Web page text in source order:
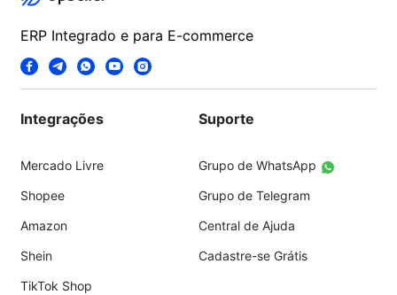
ERP Integrado e para E-commerce
Integrações
Mercado Livre
Shopee
Amazon
Shein
TikTok Shop
Suporte
Grupo de WhatsApp
Grupo de Telegram
Central de Ajuda
Cadastre-se Grátis